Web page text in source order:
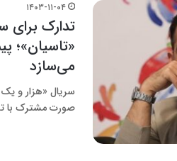
۱۴۰۳-۱۱-۰۴
تدارک
«تاسیان»؛
می‌سازد
سریال «هزار و
صورت مشترک با